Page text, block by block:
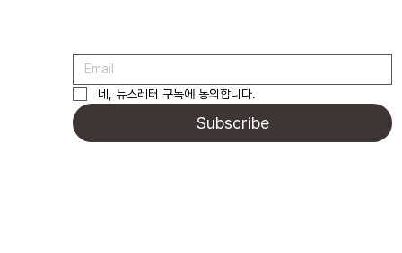
네, 뉴스레터 구독에 동의합니다.
Subscribe